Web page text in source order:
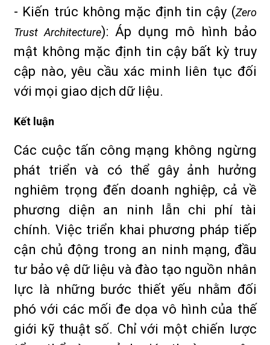
- Kiến trúc không mặc định tin cậy (Zero
Trust Architecture): Áp dụng mô hình bảo
mật không mặc định tin cậy bất kỳ truy
cập nào, yêu cầu xác minh liên tục đối
với mọi giao dịch dữ liệu.
Kết luận
Các cuộc tấn công mạng không ngừng
phát triển và có thể gây ảnh hưởng
nghiêm trọng đến doanh nghiệp, cả về
phương diện an ninh lẫn chi phí tài
chính. Việc triển khai phương pháp tiếp
cận chủ động trong an ninh mạng, đầu
tư bảo vệ dữ liệu và đào tạo nguồn nhân
lực là những bước thiết yếu nhằm đối
phó với các mối đe dọa vô hình của thế
giới kỹ thuật số. Chỉ với một chiến lược